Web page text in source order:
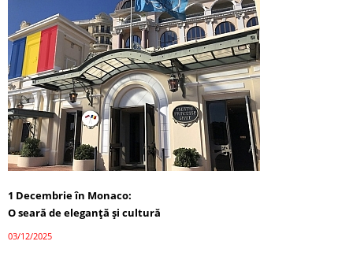
1 Decembrie în Monaco:
O seară de eleganță și cultură
03/12/2025